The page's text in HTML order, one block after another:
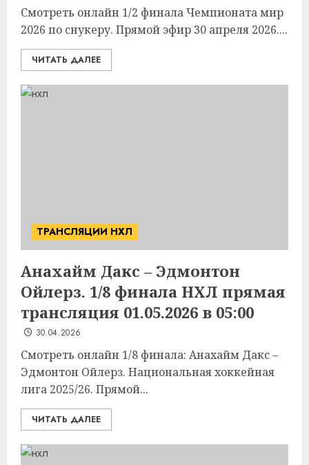
Смотреть онлайн 1/2 финала Чемпионата мир
2026 по снукеру. Прямой эфир 30 апреля 2026....
ЧИТАТЬ ДАЛЕЕ
ТРАНСЛЯЦИИ НХЛ
Анахайм Дакс – Эдмонтон
Ойлерз. 1/8 финала НХЛ прямая
трансляция 01.05.2026 в 05:00
30.04.2026
Смотреть онлайн 1/8 финала: Анахайм Дакс –
Эдмонтон Ойлерз. Национальная хоккейная
лига 2025/26. Прямой...
ЧИТАТЬ ДАЛЕЕ